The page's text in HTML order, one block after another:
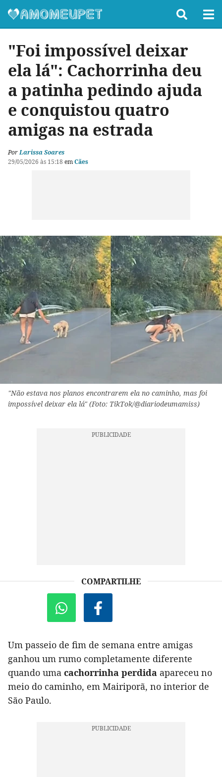
"Foi impossível deixar
ela lá": Cachorrinha deu
a patinha pedindo ajuda
e conquistou quatro
amigas na estrada
PorLarissa Soares
29/05/2026 às 15:18 emCães
"Não estava nos planos encontrarem ela no caminho, mas foi
impossível deixar ela lá" (Foto: TikTok/@diariodeumamiss)
COMPARTILHE
Um passeio de fim de semana entre amigas
ganhou um rumo completamente diferente
quando uma cachorrinha perdida apareceu no
meio do caminho, em Mairiporã, no interior de
São Paulo.